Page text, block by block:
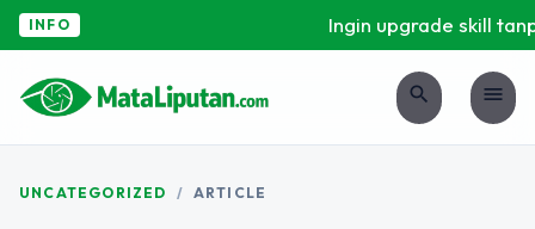
INFO Ingin upgrade skill
search menu
UNCATEGORIZED / ARTICLE